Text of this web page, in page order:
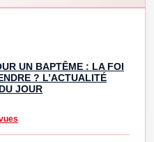
UN BAPTÊME : LA FOI
? L’ACTUALITÉ
JOUR